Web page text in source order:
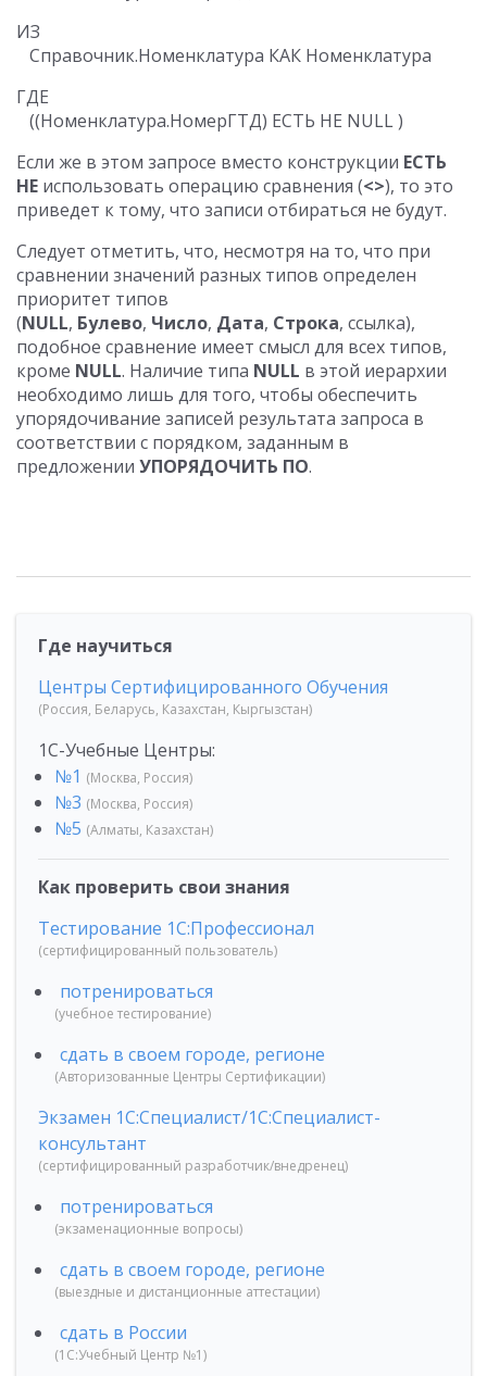
ИЗ
ГДЕ
Если же в этом запросе вместо конструкции ЕСТЬ
НЕ использовать операцию сравнения (<>), то это
приведет к тому, что записи отбираться не будут.
Следует отметить, что, несмотря на то, что при
сравнении значений разных типов определен
приоритет типов
(NULL, Булево, Число, Дата, Строка, ссылка),
подобное сравнение имеет смысл для всех типов,
кроме NULL. Наличие типа NULL в этой иерархии
необходимо лишь для того, чтобы обеспечить
упорядочивание записей результата запроса в
соответствии с порядком, заданным в
предложении УПОРЯДОЧИТЬ ПО.
Где научиться
Центры Сертифицированного Обучения
(Россия, Беларусь, Казахстан, Кыргызстан)
1С-Учебные Центры:
№1 (Москва, Россия)
№3 (Москва, Россия)
№5 (Алматы, Казахстан)
Как проверить свои знания
Тестирование 1С:Профессионал
(сертифицированный пользователь)
потренироваться
(учебное тестирование)
сдать в своем городе, регионе
(Авторизованные Центры Сертификации)
Экзамен 1С:Специалист/1С:Специалист-
консультант
(сертифицированный разработчик/внедренец)
потренироваться
(экзаменационные вопросы)
сдать в своем городе, регионе
(выездные и дистанционные аттестации)
сдать в России
(1С:Учебный Центр №1)